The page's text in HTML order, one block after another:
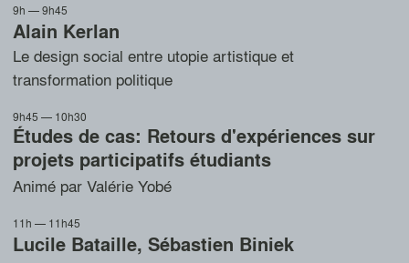
9h — 9h45
Alain Kerlan
Le design social entre utopie artistique et
transformation politique
9h45 — 10h30
Études de cas: Retours d'expériences sur
projets participatifs étudiants
Animé par Valérie Yobé
11h — 11h45
Lucile Bataille,Sébastien Biniek